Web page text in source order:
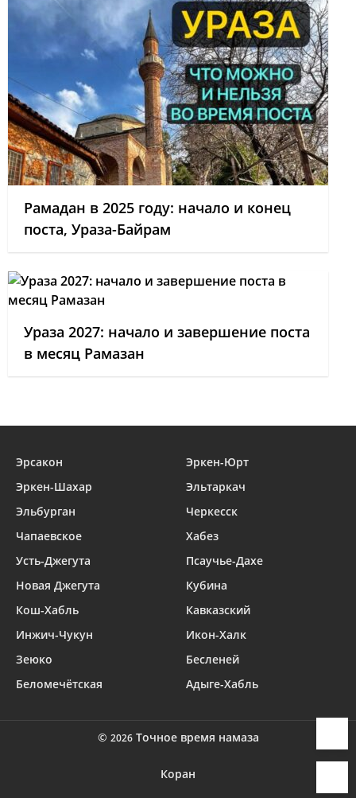
Рамадан в 2025 году: начало и конец
поста, Ураза-Байрам
Ураза 2027: начало и завершение поста
в месяц Рамазан
Эрсакон
Эркен-Юрт
Эркен-Шахар
Эльтаркач
Эльбурган
Черкесск
Чапаевское
Хабез
Усть-Джегута
Псаучье-Дахе
Новая Джегута
Кубина
Кош-Хабль
Кавказский
Инжич-Чукун
Икон-Халк
Зеюко
Бесленей
Беломечётская
Адыге-Хабль
© 2026 Точное время намаза
Коран